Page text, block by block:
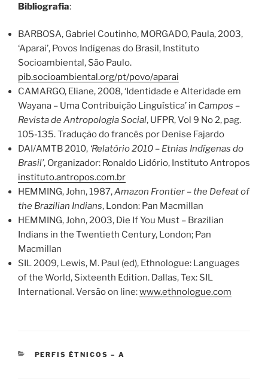
Bibliografia:
BARBOSA, Gabriel Coutinho, MORGADO, Paula, 2003,
‘Aparai’, Povos Indígenas do Brasil, Instituto
Socioambiental, São Paulo.
pib.socioambiental.org/pt/povo/aparai
CAMARGO, Eliane, 2008, ‘Identidade e Alteridade em
Wayana – Uma Contribuição Linguística’ in Campos –
Revista de Antropologia Social, UFPR, Vol 9 No 2, pag.
105-135. Tradução do francês por Denise Fajardo
DAI/AMTB 2010, ‘Relatório 2010 – Etnias Indígenas do
Brasil’, Organizador: Ronaldo Lidório, Instituto Antropos
instituto.antropos.com.br
HEMMING, John, 1987,Amazon Frontier – the Defeat of
the Brazilian Indians, London: Pan Macmillan
HEMMING, John, 2003, Die If You Must – Brazilian
Indians in the Twentieth Century, London; Pan
Macmillan
SIL 2009, Lewis, M. Paul (ed), Ethnologue: Languages
of the World, Sixteenth Edition. Dallas, Tex: SIL
International. Versão on line:www.ethnologue.com
CATEGORIES
PERFIS ÉTNICOS – A